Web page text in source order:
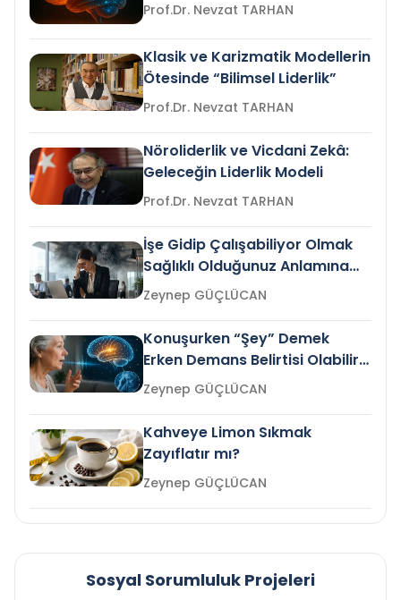
Prof.Dr. Nevzat TARHAN
Klasik ve Karizmatik Modellerin
Ötesinde “Bilimsel Liderlik”
Prof.Dr. Nevzat TARHAN
Nöroliderlik ve Vicdani Zekâ:
Geleceğin Liderlik Modeli
Prof.Dr. Nevzat TARHAN
İşe Gidip Çalışabiliyor Olmak
Sağlıklı Olduğunuz Anlamına
Gelir mi?Zeynep GÜÇLÜCAN
Konuşurken “Şey” Demek
Erken Demans Belirtisi Olabilir
mi?
Zeynep GÜÇLÜCAN
Kahveye Limon Sıkmak
Zayıflatır mı?
Zeynep GÜÇLÜCAN
Sosyal Sorumluluk Projeleri